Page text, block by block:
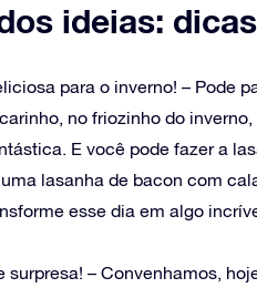
ideias:
para o inverno! – Pode
no friozinho do
E você pode fazer a
lasanha de bacon com
esse dia em algo
surpresa! – Convenhamos,